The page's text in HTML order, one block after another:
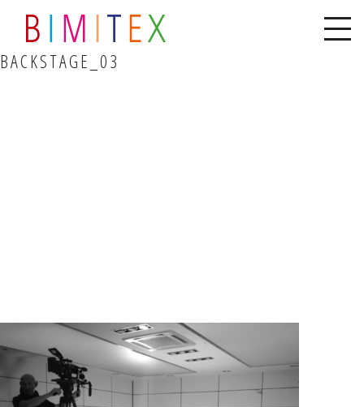
BACKSTAGE_03